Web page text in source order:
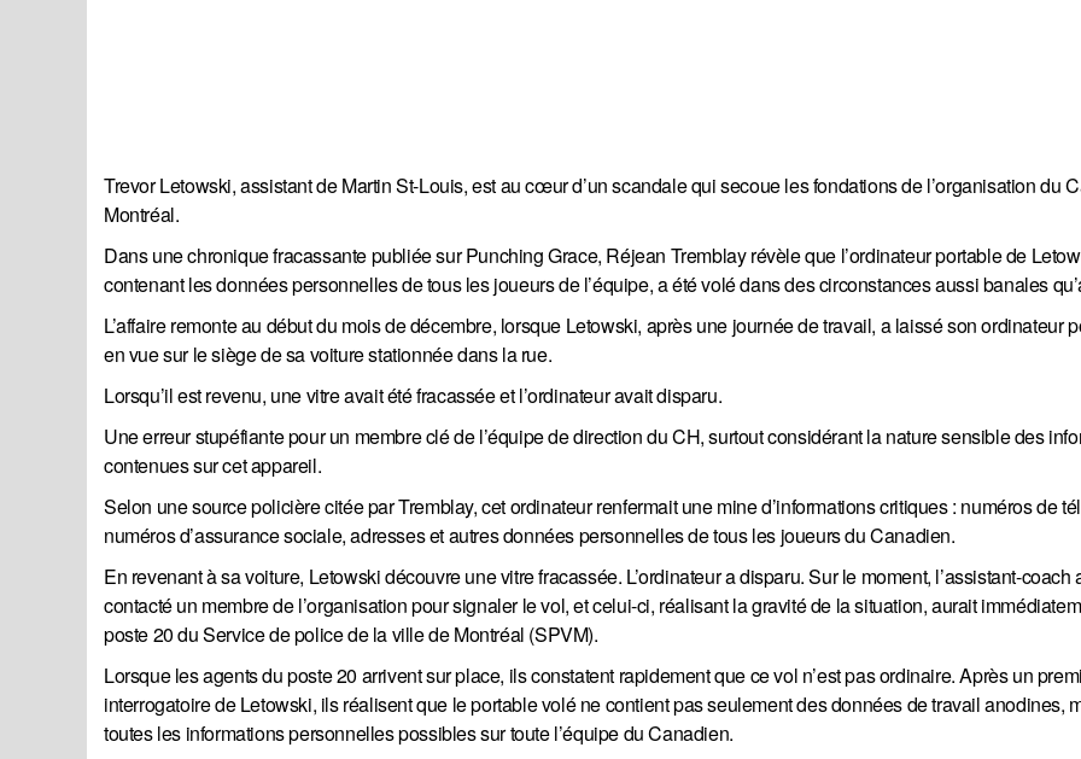
Trevor Letowski, assistant de Martin St-Louis, est au cœur d’un scandale qui secoue les fondations de l’organisation du
Montréal.
Dans une chronique fracassante publiée sur Punching Grace, Réjean Tremblay révèle que l’ordinateur portable de
contenant les données personnelles de tous les joueurs de l’équipe, a été volé dans des circonstances aussi banales
L’affaire remonte au début du mois de décembre, lorsque Letowski, après une journée de travail, a laissé son ordinateur
en vue sur le siège de sa voiture stationnée dans la rue.
Lorsqu’il est revenu, une vitre avait été fracassée et l’ordinateur avait disparu.
Une erreur stupéfiante pour un membre clé de l’équipe de direction du CH, surtout considérant la nature sensible des
contenues sur cet appareil.
Selon une source policière citée par Tremblay, cet ordinateur renfermait une mine d’informations critiques : numéros de
numéros d’assurance sociale, adresses et autres données personnelles de tous les joueurs du Canadien.
En revenant à sa voiture, Letowski découvre une vitre fracassée. L’ordinateur a disparu. Sur le moment, l’assistant-coach
contacté un membre de l’organisation pour signaler le vol, et celui-ci, réalisant la gravité de la situation, aurait
poste 20 du Service de police de la ville de Montréal (SPVM).
Lorsque les agents du poste 20 arrivent sur place, ils constatent rapidement que ce vol n’est pas ordinaire. Après un
interrogatoire de Letowski, ils réalisent que le portable volé ne contient pas seulement des données de travail anodines,
toutes les informations personnelles possibles sur toute l’équipe du Canadien.